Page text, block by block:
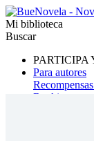
Mi biblioteca
Buscar
PARTICIPA
Para autores
Ranking